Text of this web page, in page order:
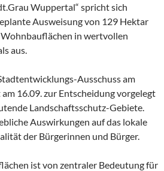
Wuppertal“ spricht sich
Ausweisung von 129 Hektar
in wertvollen
aus.
Ausschuss am
16.09. zur Entscheidung vorgelegt
Landschaftsschutz-Gebiete.
Auswirkungen auf das lokale
der Bürgerinnen und Bürger.
ist von zentraler Bedeutung für